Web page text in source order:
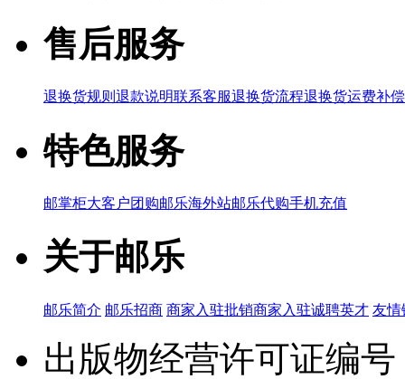
售后服务
退换货规则 退款说明联系客服退换货流程退换货运费补
特色服务
邮掌柜大客户团购邮乐海外站邮乐代购手机充值
关于邮乐
邮乐简介 邮乐招商 商家入驻批销商家入驻诚聘英才 友情
出版物经营许可证编